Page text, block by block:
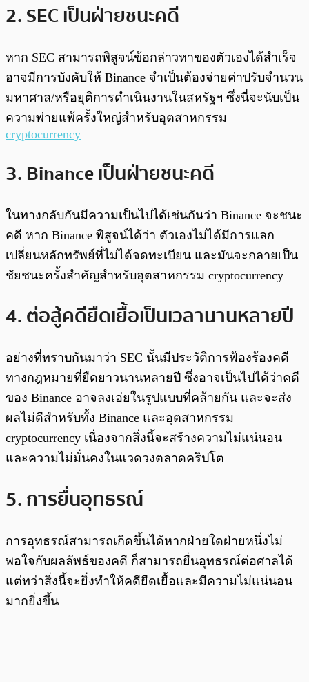
2. SEC เป็นฝ่ายชนะคดี
หาก SEC สามารถพิสูจน์ข้อกล่าวหาของตัวเองได้สำเร็จ
อาจมีการบังคับให้ Binance จำเป็นต้องจ่ายค่าปรับจำนวน
มหาศาล/หรือยุติการดำเนินงานในสหรัฐฯ ซึ่งนี่จะนับเป็น
ความพ่ายแพ้ครั้งใหญ่สำหรับอุตสาหกรรม
cryptocurrency
3. Binance เป็นฝ่ายชนะคดี
ในทางกลับกันมีความเป็นไปได้เช่นกันว่า Binance จะชนะ
คดี หาก Binance พิสูจน์ได้ว่า ตัวเองไม่ได้มีการแลก
เปลี่ยนหลักทรัพย์ที่ไม่ได้จดทะเบียน และมันจะกลายเป็น
ชัยชนะครั้งสำคัญสำหรับอุตสาหกรรม cryptocurrency
4. ต่อสู้คดียืดเยื้อเป็นเวลานานหลายปี
อย่างที่ทราบกันมาว่า SEC นั้นมีประวัติการฟ้องร้องคดี
ทางกฎหมายที่ยืดยาวนานหลายปี ซึ่งอาจเป็นไปได้ว่าคดี
ของ Binance อาจลงเอ่ยในรูปแบบที่คล้ายกัน และจะส่ง
ผลไม่ดีสำหรับทั้ง Binance และอุตสาหกรรม
cryptocurrency เนื่องจากสิ่งนี้จะสร้างความไม่แน่นอน
และความไม่มั่นคงในแวดวงตลาดคริปโต
5. การยื่นอุทธรณ์
การอุทธรณ์สามารถเกิดขึ้นได้หากฝ่ายใดฝ่ายหนึ่งไม่
พอใจกับผลลัพธ์ของคดี ก็สามารถยื่นอุทธรณ์ต่อศาลได้
แต่ทว่าสิ่งนี้จะยิ่งทำให้คดียืดเยื้อและมีความไม่แน่นอน
มากยิ่งขึ้น